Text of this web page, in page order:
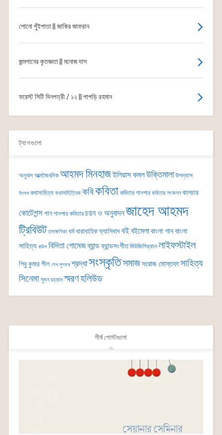
শোনো পুঁইপাতা || জাকির জাফরান
জন্মগানের কৃতজ্ঞতা || মনোজ দাস
ফরেস্ট সিটি দিনপত্রী / ১২ || পাপড়ি রহমান
ট্যাগগুলো
অনুবাদ আত্মজৈবনিক আহমদ মিনহাজইলিয়াস কমলউক্তিমালা উপন্যাস
উৎসব কথাসাহিত্য কথাসাহিত্যিক কবিকবিতা কবিতার গানপার কবিতার সংকলন কালচার
কোটেশন্সগান গানপার কবিতার চয়ন ও অনুবাদনজাহেদ আহমদ
ট্রিবিউট তাৎক্ষণিকা ধর্ম ধারাবাহিকফ্যাসিবাদবইবইমেলাবাংলা গানবাংলা
সাহিত্য বাউল বিদিতা গোমেজব্যান্ডব্যান্ডসংগীত মিউজিশিয়্যান লাইফস্টাইল
শিবু কুমার শীল শেখ লুৎফর শ্রদ্ধাসংস্কৃতিসমাজসরোজ মোস্তফাসাহিত্য
সিনেমা সুমন রহমান স্মরণহলিউড
শীর্ষ পোস্টগুলো